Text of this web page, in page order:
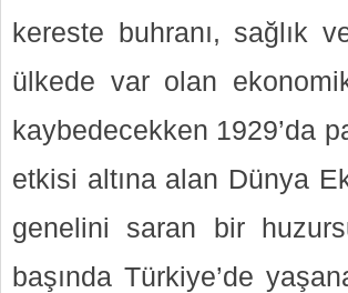
kereste buhranı, sağlık
ülkede var olan
kaybedecekken 1929’da
etkisi altına alan Dünya
genelini saran bir
başında Türkiye’de